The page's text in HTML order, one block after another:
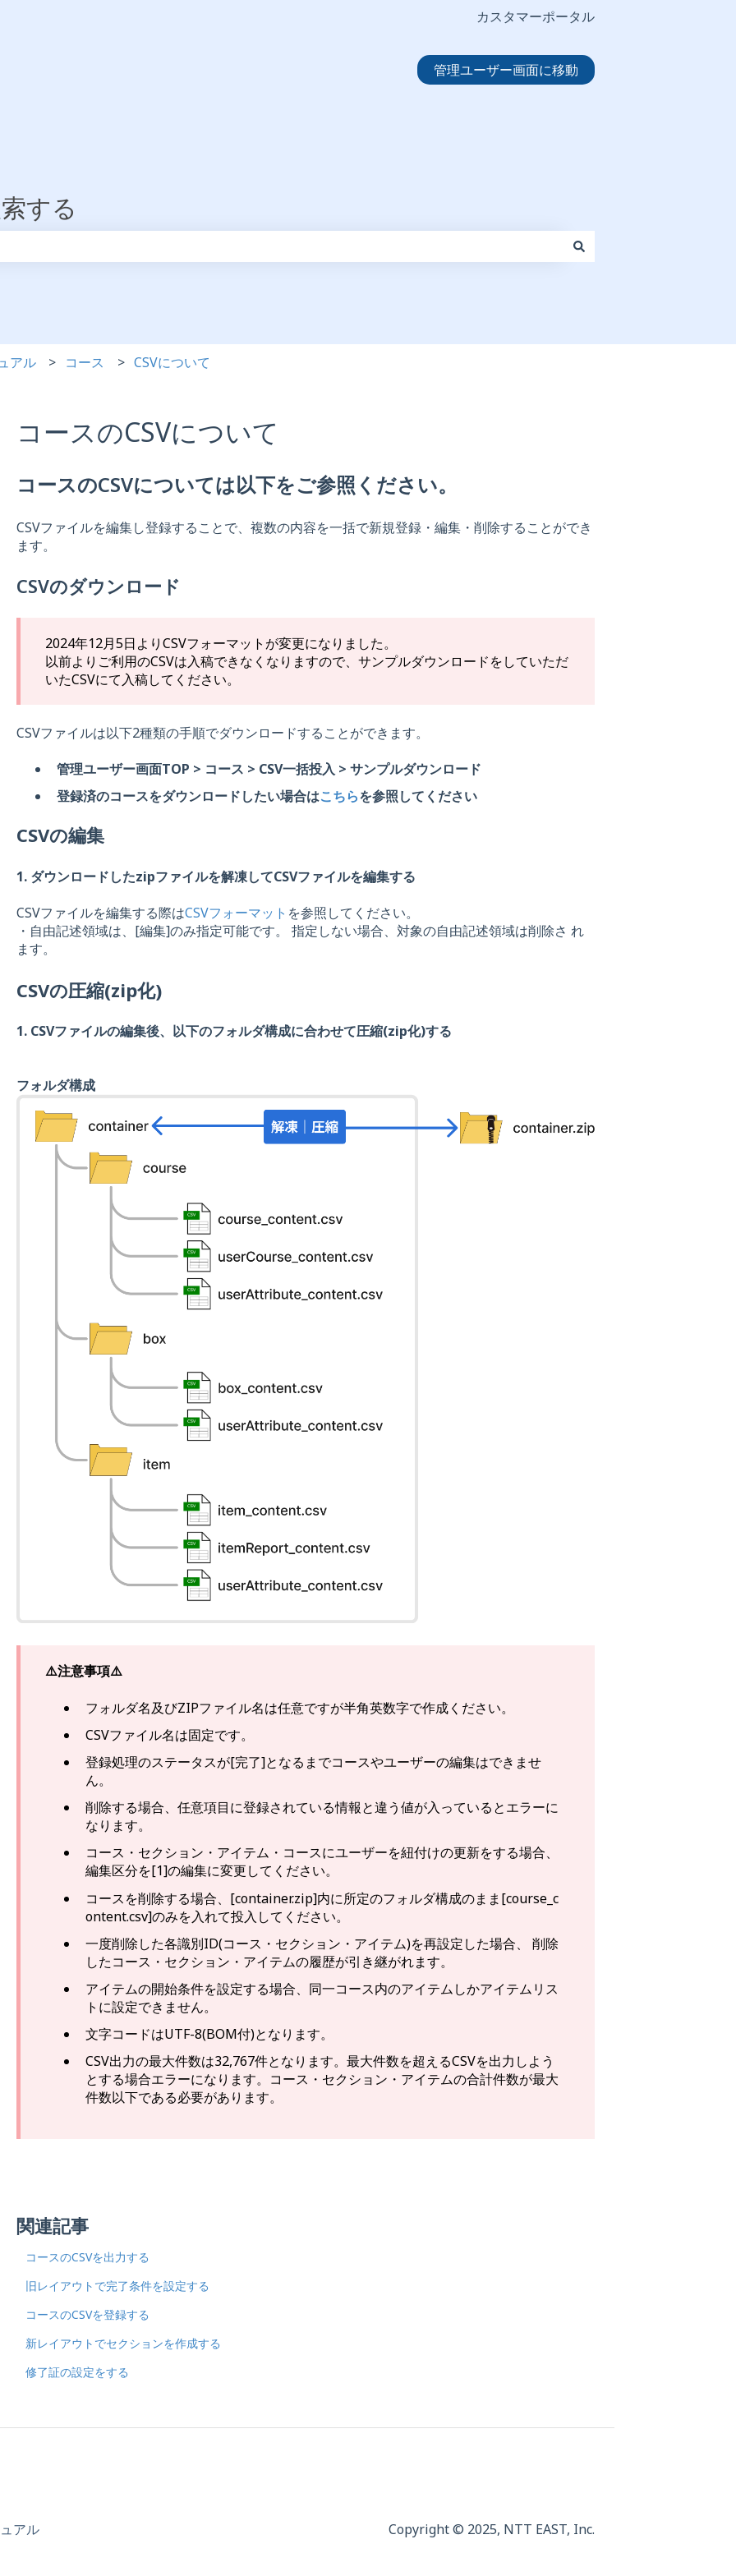
カスタマーポータル
管理ユーザー画面に移動
する
アル コース CSVについて
コースのCSVについて
コースのCSVについては以下をご参照ください。
CSVファイルを編集し登録することで、複数の内容を一括で新規登録・編集・削除することができ
ます。
CSVのダウンロード
2024年12月5日よりCSVフォーマットが変更になりました。
以前よりご利用のCSVは入稿できなくなりますので、サンプルダウンロードをしていただ
いたCSVにて入稿してください。
CSVファイルは以下2種類の手順でダウンロードすることができます。
管理ユーザー画面TOP > コース > CSV一括投入 > サンプルダウンロード
登録済のコースをダウンロードしたい場合はこちらを参照してください
CSVの編集
1. ダウンロードしたzipファイルを解凍してCSVファイルを編集する
CSVファイルを編集する際はCSVフォーマット を参照してください。
・自由記述領域は、[編集]のみ指定可能です。 指定しない場合、対象の自由記述領域は削除さ れ
ます。
CSVの圧縮(zip化)
1. CSVファイルの編集後、以下のフォルダ構成に合わせて圧縮(zip化)する
フォルダ構成
⚠️注意事項⚠️
フォルダ名及びZIPファイル名は任意ですが半角英数字で作成ください。
CSVファイル名は固定です。
登録処理のステータスが[完了]となるまでコースやユーザーの編集はできませ
ん。
削除する場合、任意項目に登録されている情報と違う値が入っているとエラーに
なります。
コース・セクション・アイテム・コースにユーザーを紐付けの更新をする場合、
編集区分を[1]の編集に変更してください。
コースを削除する場合、[container.zip]内に所定のフォルダ構成のまま[course_c
ontent.csv]のみを入れて投入してください。
一度削除した各識別ID(コース・セクション・アイテム)を再設定した場合、 削除
したコース・セクション・アイテムの履歴が引き継がれます。
アイテムの開始条件を設定する場合、同一コース内のアイテムしかアイテムリス
トに設定できません。
文字コードはUTF-8(BOM付)となります。
CSV出力の最大件数は32,767件となります。最大件数を超えるCSVを出力しよう
とする場合エラーになります。コース・セクション・アイテムの合計件数が最大
件数以下である必要があります。
関連記事
コースのCSVを出力する
旧レイアウトで完了条件を設定する
コースのCSVを登録する
新レイアウトでセクションを作成する
修了証の設定をする
アル Copyright © 2025, NTT EAST, Inc.